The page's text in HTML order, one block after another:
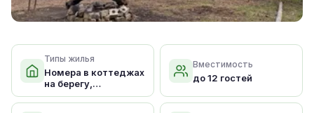
Типы жилья
Номера в коттеджах
на берегу,
Панорамный дом
Вместимость
до 12 гостей